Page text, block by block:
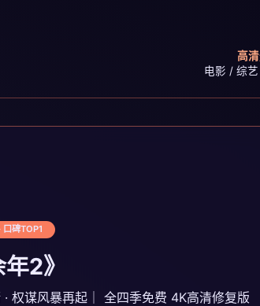
高
电影 / 综
口碑TOP1
年2》
· 权谋风暴再起｜ 全四季免费 4K高清修复版